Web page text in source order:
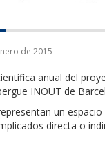
de 2015
anual del
INOUT de
un
directa o